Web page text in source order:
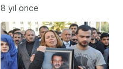
Size Minnettar
8 yıl önce